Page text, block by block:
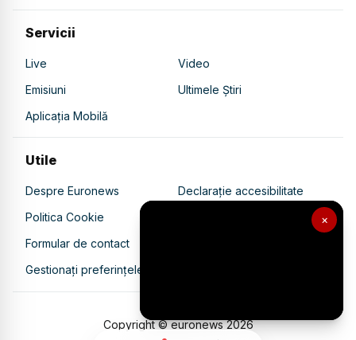
×
Servicii
Live
Video
Emisiuni
Ultimele Știri
Aplicația Mobilă
Utile
Despre Euronews
Declarație accesibilitate
Politica Cookie
Politica de confidențialitate
Formular de contact
Gestionați preferințele
Copyright © euronews2026